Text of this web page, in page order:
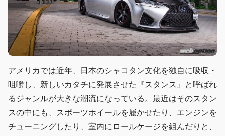
アメリカでは近年、日本のシャコタン文化を独自に吸収・
咀嚼し、新しいカタチに発展させた『スタンス』と呼ばれ
るジャンルが大きな潮流になっている。最近はそのスタン
スの中にも、スポーツホイールを履かせたり、エンジンを
チューニングしたり、室内にロールケージを組んだりと、